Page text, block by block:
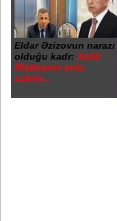
Eldar Əzizovun narazı
olduğu kadr: Xalid
Ələkbərov yola
salınır...